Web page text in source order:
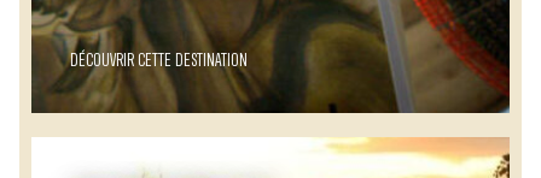
DÉCOUVRIR CETTE DESTINATION